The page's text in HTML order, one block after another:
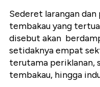
Sederet larangan
tembakau yang
disebut akan
setidaknya empat
terutama
tembakau, hingga